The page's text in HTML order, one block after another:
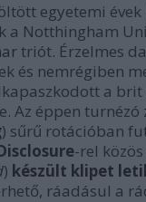
egyetemi évek
a Notthingham
triót. Érzelmes
és nemrégiben
a
Az éppen
) sűrű rotációban
-rel
) készült klipet
ráadásul a